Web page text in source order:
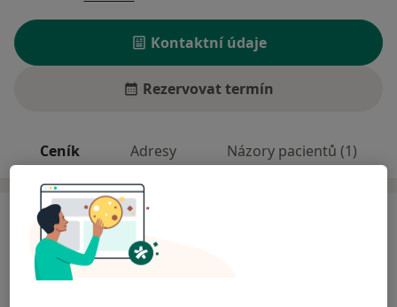
Kontaktní údaje
Rezervovat termín
Ceník Adresy Názory pacientů (1)
Ceník
Informace o službách a cenách nejsou k dispozici
Tento specialista ještě nepřidával žádné informace o